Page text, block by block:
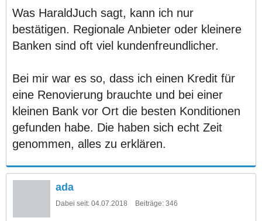
Was HaraldJuch sagt, kann ich nur
bestätigen. Regionale Anbieter oder kleinere
Banken sind oft viel kundenfreundlicher.
Bei mir war es so, dass ich einen Kredit für
eine Renovierung brauchte und bei einer
kleinen Bank vor Ort die besten Konditionen
gefunden habe. Die haben sich echt Zeit
genommen, alles zu erklären.
ada
Dabei seit: 04.07.2018 Beiträge: 346